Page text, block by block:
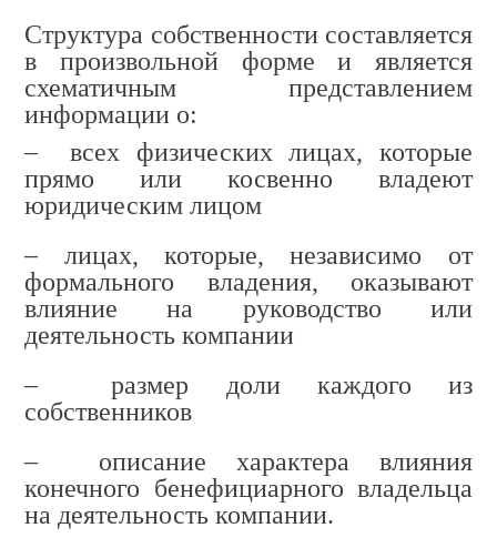
Структура собственности составляется
в произвольной форме и является
схематичным представлением
информации о:
–всех физических лицах, которые
прямо или косвенно владеют
юридическим лицом
– лицах, которые, независимо от
формального владения, оказывают
влияние на руководство или
деятельность компании
– размер доли каждого из
собственников
– описание характера влияния
конечного бенефициарного владельца
на деятельность компании.